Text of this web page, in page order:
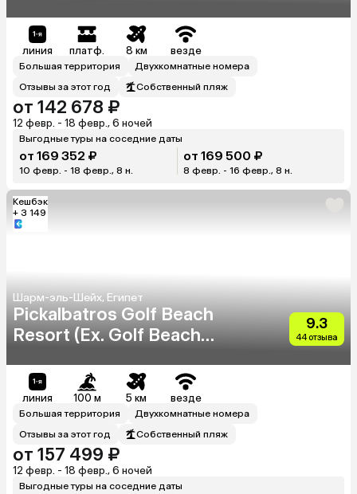
линия платф. 8 км везде
Большая территория
Двухкомнатные номера
Отзывы за этот год
Собственный пляж
от 142 678 ₽
12 февр. - 18 февр., 6 ночей
Выгодные туры на соседние даты
от 169 352 ₽
10 февр. - 18 февр., 8 н.
от 169 500 ₽
8 февр. - 16 февр., 8 н.
Кешбэк
+ 3 149
Шарм-эль-Шейх, Египет
Pickalbatros Golf Beach
Resort (Ex. Golf Beach
9.3
44 отзыва
линия 100 м 5 км везде
Большая территория
Двухкомнатные номера
Отзывы за этот год
Собственный пляж
от 157 499 ₽
12 февр. - 18 февр., 6 ночей
Выгодные туры на соседние даты